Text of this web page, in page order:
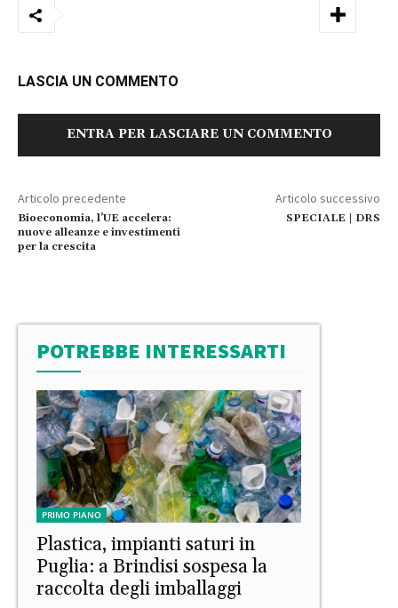
LASCIA UN COMMENTO
ENTRA PER LASCIARE UN COMMENTO
Articolo precedente
Bioeconomia, l’UE accelera:
nuove alleanze e investimenti
per la crescita
Articolo successivo
SPECIALE | DRS
POTREBBE INTERESSARTI
PRIMO PIANO
Plastica, impianti saturi in
Puglia: a Brindisi sospesa la
raccolta degli imballaggi